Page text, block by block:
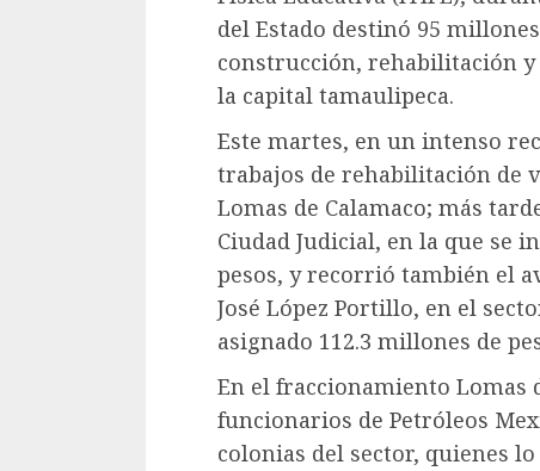
del Estado destinó 95
construcción, rehabilitación y
la capital tamaulipeca.
Este martes, en un intenso
trabajos de rehabilitación de
Lomas de Calamaco; más
Ciudad Judicial, en la que se
pesos, y recorrió también el
José López Portillo, en el
asignado 112.3 millones de
En el fraccionamiento Lomas
funcionarios de Petróleos
colonias del sector, quienes